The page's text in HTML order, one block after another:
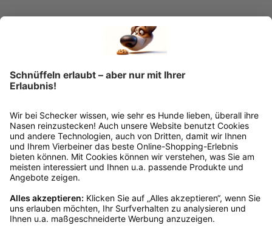
Rückgabeinformationen
Ja, du hast ein 14-tägiges Widerrufsrecht. Die